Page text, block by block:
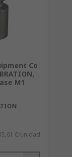
Co
M1
€/unidad